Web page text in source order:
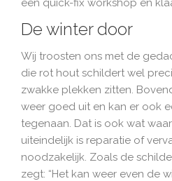
een quick-fix workshop en
De winter door
Wij troosten ons met de
die rot hout schildert wel
zwakke plekken zitten.
weer goed uit en kan er ook
tegenaan. Dat is ook wat
uiteindelijk is reparatie of
noodzakelijk. Zoals de
zegt: “Het kan weer even de